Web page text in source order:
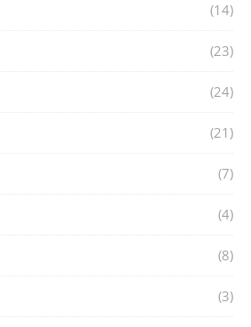
(14)
(23)
(24)
(21)
(7)
(4)
(8)
(3)